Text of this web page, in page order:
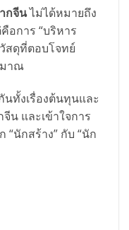
กจีนไม่ได้หมายถึง
อการ “บริหาร
สดุที่ตอบโจทย์
าณ
ทั้งเรื่องต้นทุนและ
น และเข้าใจการ
นักสร้าง” กับ “นัก